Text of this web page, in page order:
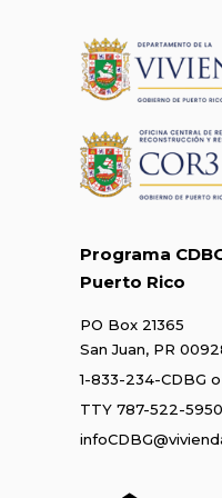
Programa
Puerto Rico
PO Box 21365
San Juan, PR
1-833-234-CDBG
TTY 787-522-5950